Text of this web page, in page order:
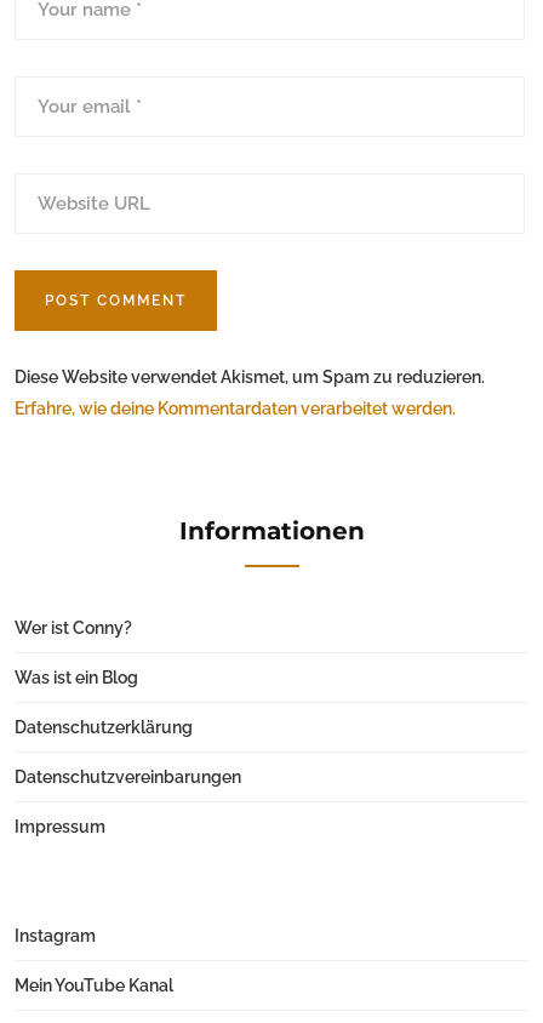
Diese Website verwendet Akismet, um Spam zu reduzieren.
Erfahre, wie deine Kommentardaten verarbeitet werden.
Informationen
Wer ist Conny?
Was ist ein Blog
Datenschutzerklärung
Datenschutzvereinbarungen
Impressum
Instagram
Mein YouTube Kanal